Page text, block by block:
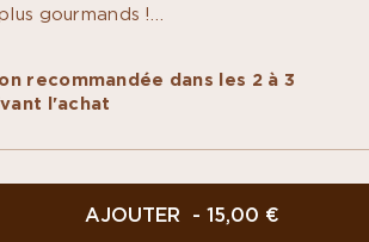
gourmands !
au chocolat noir Assemblage
artisans chocolatiers. D'abord un
de coco torréfiée et amandes, puis
et l'onctuosité du caramel
du chocolat procurent à la
savoureux jeu de textures, pour un
de gourmandise...
recommandée dans les 2 à 3
l'achat
AJOUTER - 15,00 €